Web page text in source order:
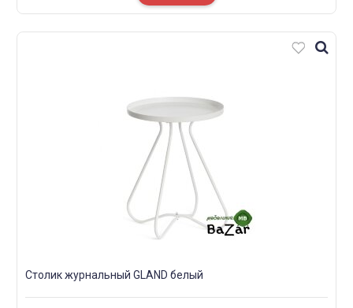
Столик журнальный GLAND белый